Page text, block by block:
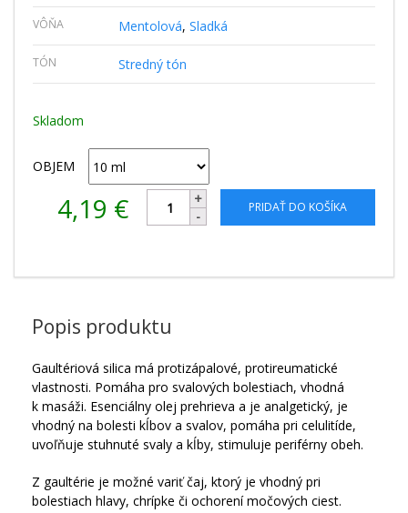
VÔŇA Mentolová, Sladká
TÓN Stredný tón
Skladom
OBJEM
4,19 € PRIDAŤ DO KOŠÍKA
Popis produktu
Gaultériová silica má protizápalové, protireumatické
vlastnosti. Pomáha pro svalových bolestiach, vhodná
k masáži. Esenciálny olej prehrieva a je analgetický, je
vhodný na bolesti kĺbov a svalov, pomáha pri celulitíde,
uvoľňuje stuhnuté svaly a kĺby, stimuluje periférny obeh.
Z gaultérie je možné variť čaj, ktorý je vhodný pri
bolestiach hlavy, chrípke či ochorení močových ciest.